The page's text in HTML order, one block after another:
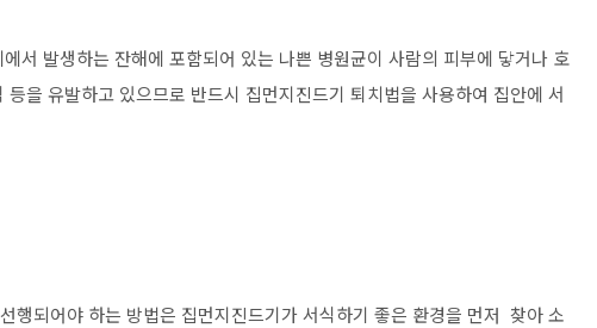
서 발생하는 잔해에 포함되어 있는 나쁜 병원균이 사람의 피부에 닿거나 호
을 유발하고 있으므로 반드시 집먼지진드기 퇴치법을 사용하여 집안에 서
행되어야 하는 방법은 집먼지진드기가 서식하기 좋은 환경을 먼저 찾아 소